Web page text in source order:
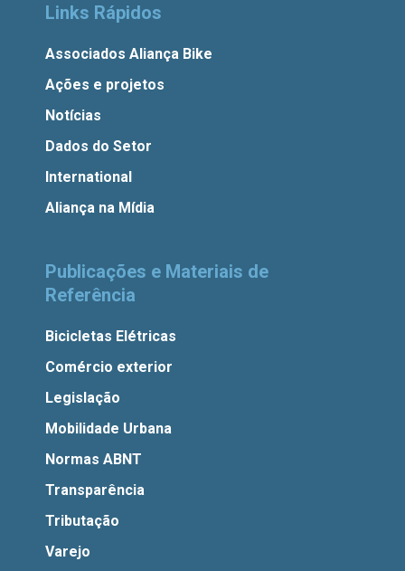
Links Rápidos
Associados Aliança Bike
Ações e projetos
Notícias
Dados do Setor
International
Aliança na Mídia
Publicações e Materiais de
Referência
Bicicletas Elétricas
Comércio exterior
Legislação
Mobilidade Urbana
Normas ABNT
Transparência
Tributação
Varejo